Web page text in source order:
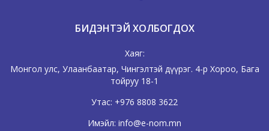
БИДЭНТЭЙ ХОЛБОГДОХ
Хаяг:
Монгол улс, Улаанбаатар, Чингэлтэй дүүрэг. 4-р Хороо, Бага
тойруу 18-1
Утас: +976 8808 3622
Имэйл: info@e-nom.mn